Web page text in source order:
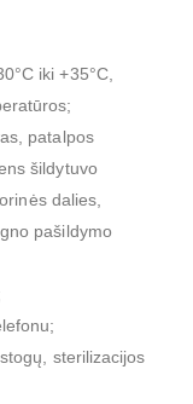
iki +35°C,
patalpos
šildytuvo
dalies,
pašildymo
sterilizacijos